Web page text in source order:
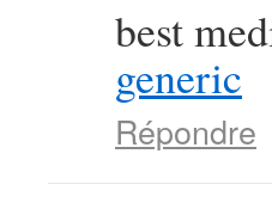
best
generic
Répondre